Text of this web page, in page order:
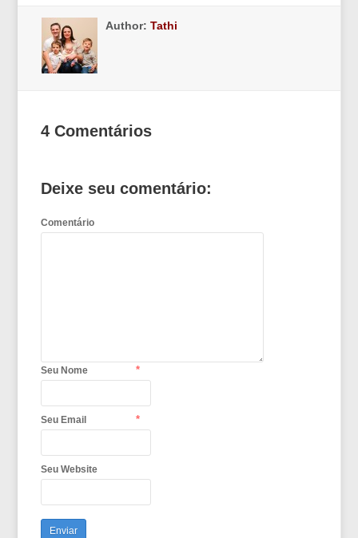
Author:Tathi
4 Comentários
Deixe seu comentário:
Comentário
Seu Nome *
Seu Email *
Seu Website